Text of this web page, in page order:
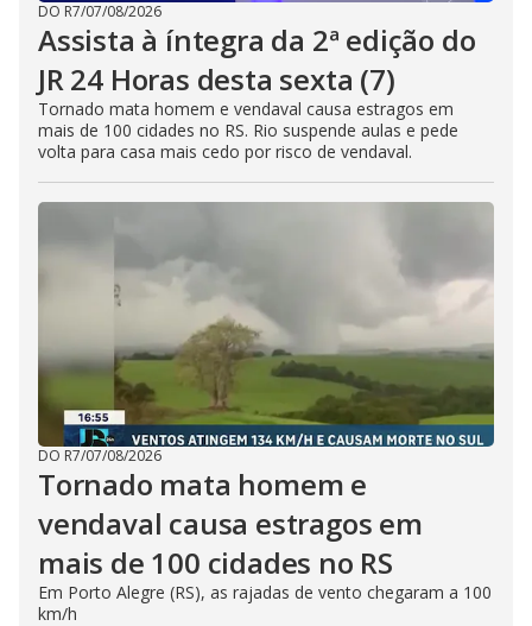
DO R7/07/08/2026
Assista à íntegra da 2ª edição do
JR 24 Horas desta sexta (7)
Tornado mata homem e vendaval causa estragos em
mais de 100 cidades no RS. Rio suspende aulas e pede
volta para casa mais cedo por risco de vendaval.
DO R7/07/08/2026
Tornado mata homem e
vendaval causa estragos em
mais de 100 cidades no RS
Em Porto Alegre (RS), as rajadas de vento chegaram a 100
km/h